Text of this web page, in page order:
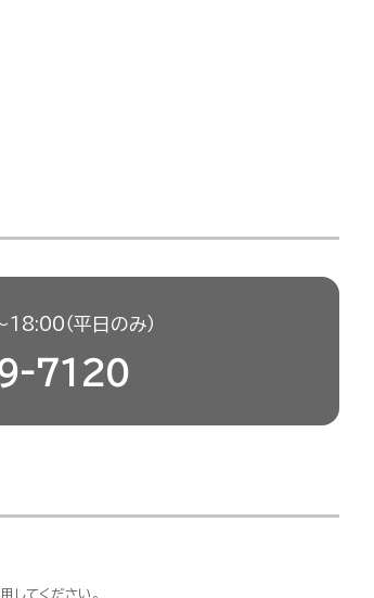
（平日のみ）
7120
してください。